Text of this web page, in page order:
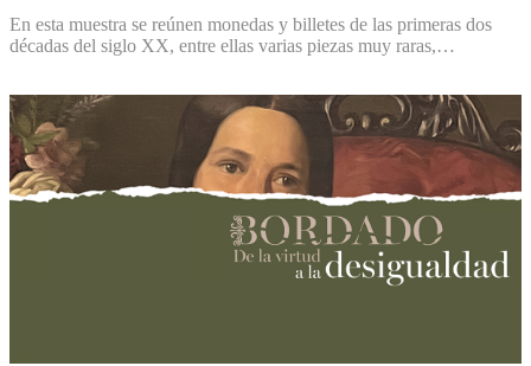
En esta muestra se reúnen monedas y billetes de las primeras dos
décadas del siglo XX, entre ellas varias piezas muy raras,…